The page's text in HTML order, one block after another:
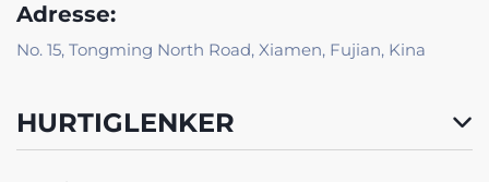
Adresse:
No. 15, Tongming North Road, Xiamen, Fujian, Kina
HURTIGLENKER